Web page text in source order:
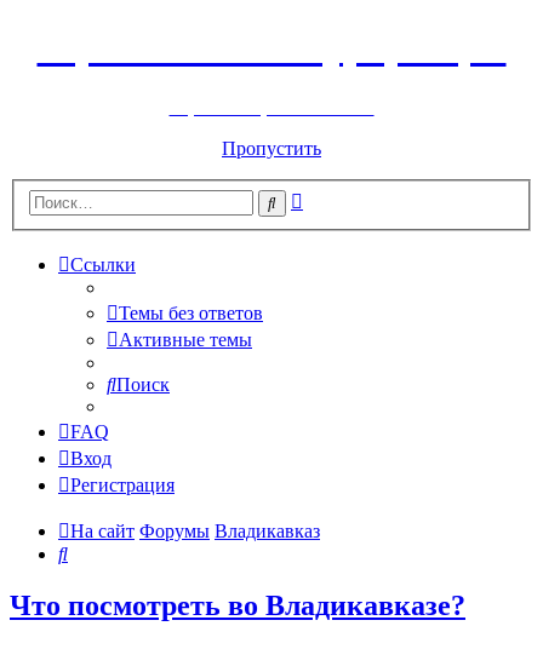
Пропустить
Поиск
Ссылки
Темы без ответов
Активные темы
Поиск
FAQ
Вход
Регистрация
На сайт Форумы Владикавказ
Поиск
Что посмотреть во Владикавказе?